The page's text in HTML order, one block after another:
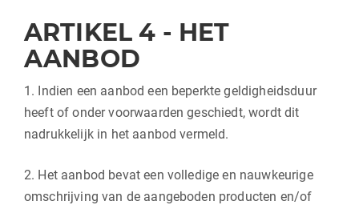
ARTIKEL 4 - HET
AANBOD
1. Indien een aanbod een beperkte geldigheidsduur
heeft of onder voorwaarden geschiedt, wordt dit
nadrukkelijk in het aanbod vermeld.
2. Het aanbod bevat een volledige en nauwkeurige
omschrijving van de aangeboden producten en/of